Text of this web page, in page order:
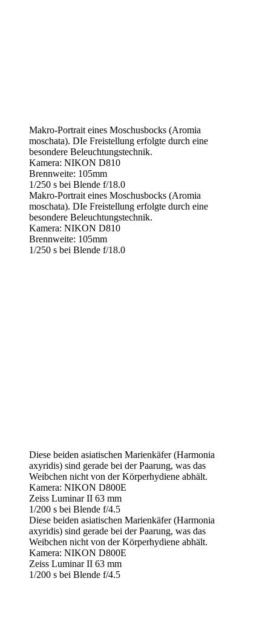
Makro-Portrait eines Moschusbocks (Aromia
moschata). DIe Freistellung erfolgte durch eine
besondere Beleuchtungstechnik.
Kamera: NIKON D810
Brennweite: 105mm
1/250 s bei Blende f/18.0
Makro-Portrait eines Moschusbocks (Aromia
moschata). DIe Freistellung erfolgte durch eine
besondere Beleuchtungstechnik.
Kamera: NIKON D810
Brennweite: 105mm
1/250 s bei Blende f/18.0
Diese beiden asiatischen Marienkäfer (Harmonia
axyridis) sind gerade bei der Paarung, was das
Weibchen nicht von der Körperhydiene abhält.
Kamera: NIKON D800E
Zeiss Luminar II 63 mm
1/200 s bei Blende f/4.5
Diese beiden asiatischen Marienkäfer (Harmonia
axyridis) sind gerade bei der Paarung, was das
Weibchen nicht von der Körperhydiene abhält.
Kamera: NIKON D800E
Zeiss Luminar II 63 mm
1/200 s bei Blende f/4.5